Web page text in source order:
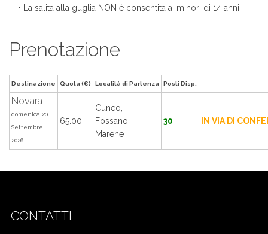
• La salita alla guglia NON è consentita ai minori di 14 anni.
Prenotazione
Destinazione Quota (€) Località di Partenza Posti Disp.
Novara
domenica 20
Settembre
2026
65.00
Cuneo,
Fossano,
Marene
30 IN VIA DI
CONTATTI